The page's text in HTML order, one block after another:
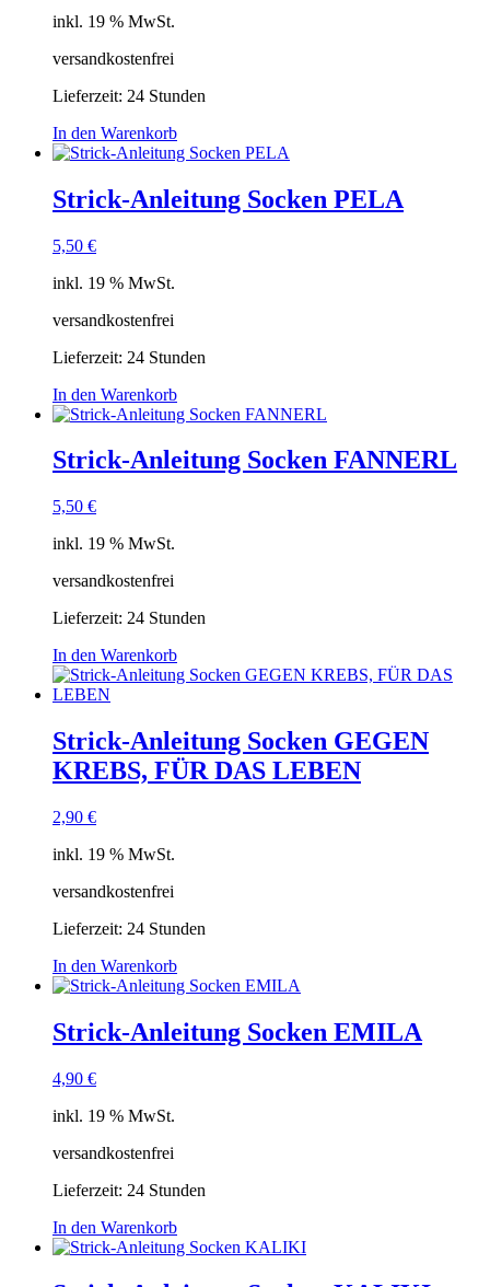
inkl. 19 % MwSt.
versandkostenfrei
Lieferzeit: 24 Stunden
In den Warenkorb
Strick-Anleitung Socken PELA
5,50 €
inkl. 19 % MwSt.
versandkostenfrei
Lieferzeit: 24 Stunden
In den Warenkorb
Strick-Anleitung Socken FANNERL
5,50 €
inkl. 19 % MwSt.
versandkostenfrei
Lieferzeit: 24 Stunden
In den Warenkorb
Strick-Anleitung Socken GEGEN
KREBS, FÜR DAS LEBEN
2,90 €
inkl. 19 % MwSt.
versandkostenfrei
Lieferzeit: 24 Stunden
In den Warenkorb
Strick-Anleitung Socken EMILA
4,90 €
inkl. 19 % MwSt.
versandkostenfrei
Lieferzeit: 24 Stunden
In den Warenkorb